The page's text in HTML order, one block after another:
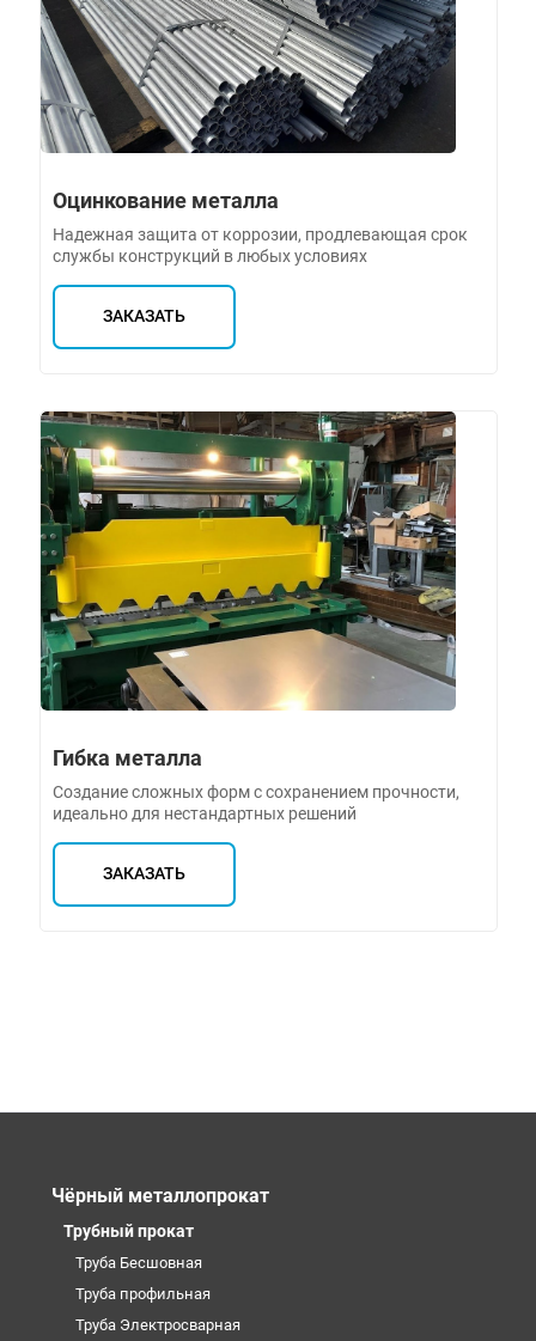
Оцинкование металла
Надежная защита от коррозии, продлевающая срок
службы конструкций в любых условиях
ЗАКАЗАТЬ
Гибка металла
Создание сложных форм с сохранением прочности,
идеально для нестандартных решений
ЗАКАЗАТЬ
Чёрный металлопрокат
Трубный прокат
Труба Бесшовная
Труба профильная
Труба Электросварная